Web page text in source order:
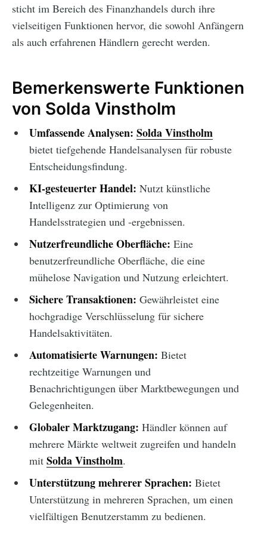
sticht im Bereich des Finanzhandels durch ihre
vielseitigen Funktionen hervor, die sowohl Anfängern
als auch erfahrenen Händlern gerecht werden.
Bemerkenswerte Funktionen
von Solda Vinstholm
Umfassende Analysen: Solda Vinstholm
bietet tiefgehende Handelsanalysen für robuste
Entscheidungsfindung.
KI-gesteuerter Handel: Nutzt künstliche
Intelligenz zur Optimierung von
Handelsstrategien und -ergebnissen.
Nutzerfreundliche Oberfläche: Eine
benutzerfreundliche Oberfläche, die eine
mühelose Navigation und Nutzung erleichtert.
Sichere Transaktionen: Gewährleistet eine
hochgradige Verschlüsselung für sichere
Handelsaktivitäten.
Automatisierte Warnungen: Bietet
rechtzeitige Warnungen und
Benachrichtigungen über Marktbewegungen und
Gelegenheiten.
Globaler Marktzugang: Händler können auf
mehrere Märkte weltweit zugreifen und handeln
mit Solda Vinstholm.
Unterstützung mehrerer Sprachen: Bietet
Unterstützung in mehreren Sprachen, um einen
vielfältigen Benutzerstamm zu bedienen.